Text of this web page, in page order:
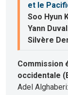
et le
Soo Hyun
Yann
Silvère
Commission
occidentale
Adel